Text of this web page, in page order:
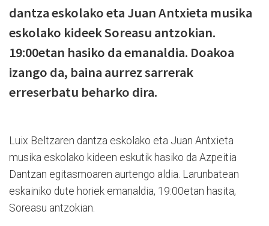
dantza eskolako eta Juan Antxieta musika
eskolako kideek Soreasu antzokian.
19:00etan hasiko da emanaldia. Doakoa
izango da, baina aurrez sarrerak
erreserbatu beharko dira.
Luix Beltzaren dantza eskolako eta Juan Antxieta
musika eskolako kideen eskutik hasiko da Azpeitia
Dantzan egitasmoaren aurtengo aldia. Larunbatean
eskainiko dute horiek emanaldia, 19:00etan hasita,
Soreasu antzokian.